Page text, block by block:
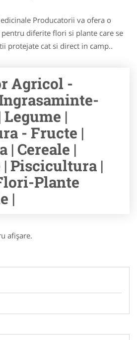
Producatorii va ofera o
diferite flori si plante care se
protejate cat si direct in camp..
Agricol -
|
- Fructe |
Cereale |
Piscicultura |
Plante
|
afişare.